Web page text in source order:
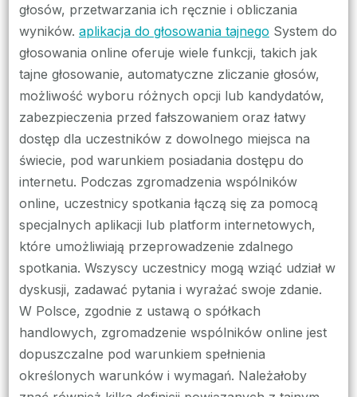
głosów, przetwarzania ich ręcznie i obliczania
wyników. aplikacja do głosowania tajnego System do
głosowania online oferuje wiele funkcji, takich jak
tajne głosowanie, automatyczne zliczanie głosów,
możliwość wyboru różnych opcji lub kandydatów,
zabezpieczenia przed fałszowaniem oraz łatwy
dostęp dla uczestników z dowolnego miejsca na
świecie, pod warunkiem posiadania dostępu do
internetu. Podczas zgromadzenia wspólników
online, uczestnicy spotkania łączą się za pomocą
specjalnych aplikacji lub platform internetowych,
które umożliwiają przeprowadzenie zdalnego
spotkania. Wszyscy uczestnicy mogą wziąć udział w
dyskusji, zadawać pytania i wyrażać swoje zdanie.
W Polsce, zgodnie z ustawą o spółkach
handlowych, zgromadzenie wspólników online jest
dopuszczalne pod warunkiem spełnienia
określonych warunków i wymagań. Należałoby